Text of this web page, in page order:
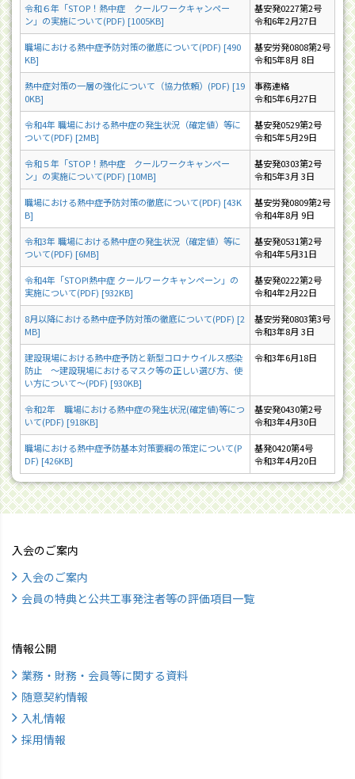
令和６年「STOP！熱中症 クールワークキャンペー
ン」の実施について(PDF) [1005KB]
基安発0227第2号
令和6年2月27日
職場における熱中症予防対策の徹底について(PDF) [490
KB]
基安労発0808第2号
令和5年8月 8日
熱中症対策の一層の強化について（協力依頼）(PDF) [19
0KB]
事務連絡
令和5年6月27日
令和4年 職場における熱中症の発生状況（確定値）等に
ついて(PDF) [2MB]
基安発0529第2号
令和5年5月29日
令和５年「STOP！熱中症 クールワークキャンペー
ン」の実施について(PDF) [10MB]
基安発0303第2号
令和5年3月 3日
職場における熱中症予防対策の徹底について(PDF) [43K
B]
基安労発0809第2号
令和4年8月 9日
令和3年 職場における熱中症の発生状況（確定値）等に
ついて(PDF) [6MB]
基安発0531第2号
令和4年5月31日
令和4年「STOP!熱中症 クールワークキャンペーン」の
実施について(PDF) [932KB]
基安発0222第2号
令和4年2月22日
8月以降における熱中症予防対策の徹底について(PDF) [2
MB]
基安労発0803第3号
令和3年8月 3日
建設現場における熱中症予防と新型コロナウイルス感染
防止 ～建設現場におけるマスク等の正しい選び方、使
い方について～(PDF) [930KB]
令和3年6月18日
令和2年 職場における熱中症の発生状況(確定値)等につ
いて(PDF) [918KB]
基安発0430第2号
令和3年4月30日
職場における熱中症予防基本対策要綱の策定について(P
DF) [426KB]
基発0420第4号
令和3年4月20日
入会のご案内
入会のご案内
会員の特典と公共工事発注者等の評価項目一覧
情報公開
業務・財務・会員等に関する資料
随意契約情報
入札情報
採用情報